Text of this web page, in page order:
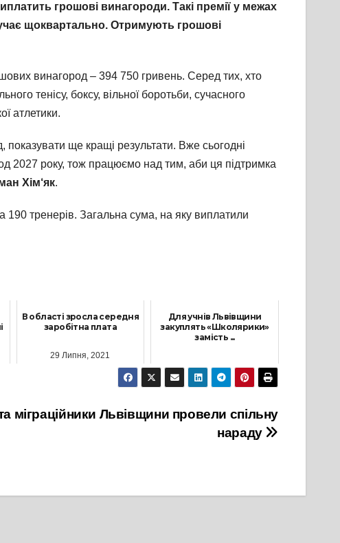
грошові винагороди. Такі премії у межах
щоквартально. Отримують грошові
винагород – 394 750 гривень. Серед тих, хто
тенісу, боксу, вільної боротьби, сучасного
атлетики.
ще кращі результати. Вже сьогодні
2027 року, тож працюємо над тим, аби ця підтримка
Хім‘як.
тренерів. Загальна сума, на яку виплатили
В області зросла середня
заробітна плата
29 Липня, 2021
Для учнів Львівщини
закуплять «Школярики»
замість ...
7 Вересня, 2022
міграційники Львівщини провели спільну
нараду